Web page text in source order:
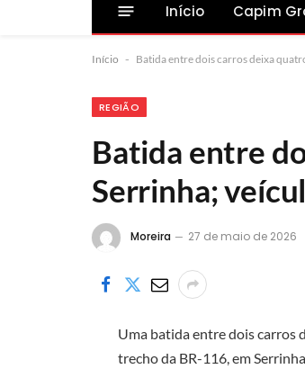
Início Capim
Início - Batida entre dois carros deixa
REGIÃO
Batida entre
Serrinha;
Moreira 27 de maio de 2026
Uma batida entre dois carros
trecho da BR-116, em